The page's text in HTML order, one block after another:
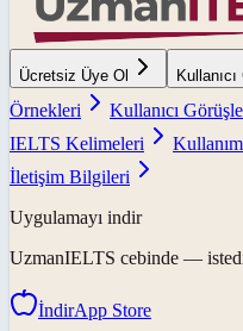
Ücretsiz Üye Ol
Örnekleri
Kullanıcı
IELTS Kelimeleri
İletişim Bilgileri
Uygulamayı indir
UzmanIELTS cebinde —
İndirApp Store